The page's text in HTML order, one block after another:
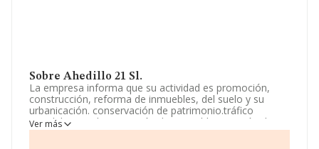
Sobre Ahedillo 21 Sl.
La empresa informa que su actividad es promoción,
construcción, reforma de inmuebles, del suelo y su
urbanicación. conservación de patrimonio.tráfico
inmobiliario. administración de inmuebles. gestión de
propiedad inmobiliaria. alquiler de maquinaria de
Ver más